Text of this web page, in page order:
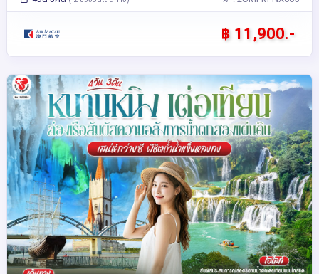
฿ 11,900.-